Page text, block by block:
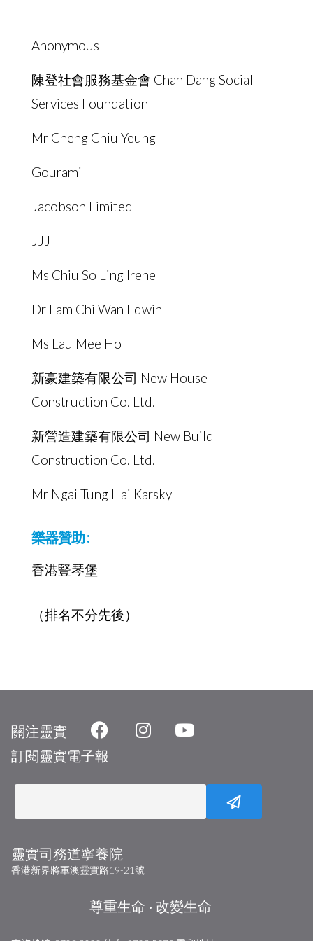
Anonymous
陳登社會服務基金會 Chan Dang Social
Services Foundation
Mr Cheng Chiu Yeung
Gourami
Jacobson Limited
JJJ
Ms Chiu So Ling Irene
Dr Lam Chi Wan Edwin
Ms Lau Mee Ho
新豪建築有限公司 New House
Construction Co. Ltd.
新營造建築有限公司 New Build
Construction Co. Ltd.
Mr Ngai Tung Hai Karsky
樂器贊助 :
香港豎琴堡
（排名不分先後）
關注靈實
訂閱靈實電子報
靈實司務道寧養院
香港新界將軍澳靈實路19-21號
尊重生命 ‧ 改變生命​